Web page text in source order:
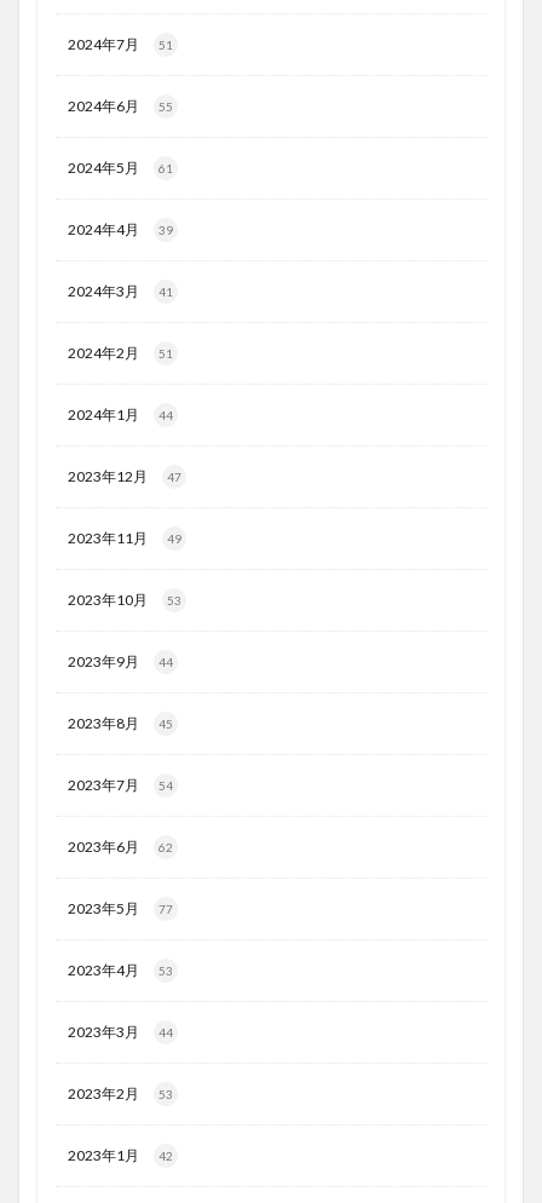
2024年7月 51
2024年6月 55
2024年5月 61
2024年4月 39
2024年3月 41
2024年2月 51
2024年1月 44
2023年12月 47
2023年11月 49
2023年10月 53
2023年9月 44
2023年8月 45
2023年7月 54
2023年6月 62
2023年5月 77
2023年4月 53
2023年3月 44
2023年2月 53
2023年1月 42